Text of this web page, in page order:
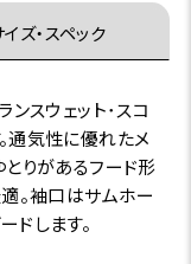
イズ・スペック
ンスウェット･スコ
通気性に優れたメ
りがあるフード形
。袖口はサムホー
ドします。